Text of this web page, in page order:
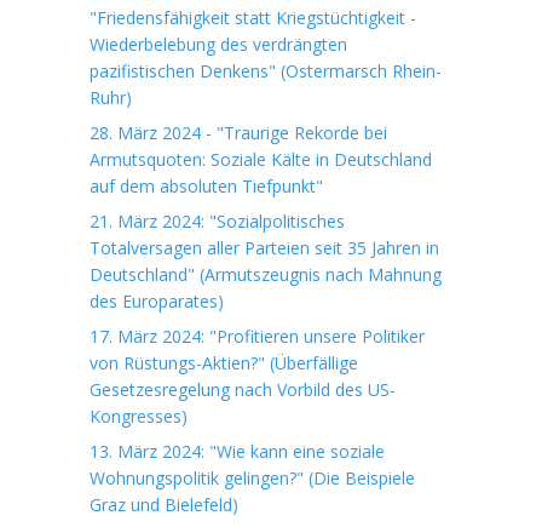
"Friedensfähigkeit statt Kriegstüchtigkeit -
Wiederbelebung des verdrängten
pazifistischen Denkens" (Ostermarsch Rhein-
Ruhr)
28. März 2024 - "Traurige Rekorde bei
Armutsquoten: Soziale Kälte in Deutschland
auf dem absoluten Tiefpunkt"
21. März 2024: "Sozialpolitisches
Totalversagen aller Parteien seit 35 Jahren in
Deutschland" (Armutszeugnis nach Mahnung
des Europarates)
17. März 2024: "Profitieren unsere Politiker
von Rüstungs-Aktien?" (Überfällige
Gesetzesregelung nach Vorbild des US-
Kongresses)
13. März 2024: "Wie kann eine soziale
Wohnungspolitik gelingen?" (Die Beispiele
Graz und Bielefeld)